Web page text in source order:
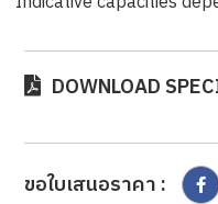
DOWNLOAD
ขอใบเสนอราคา :